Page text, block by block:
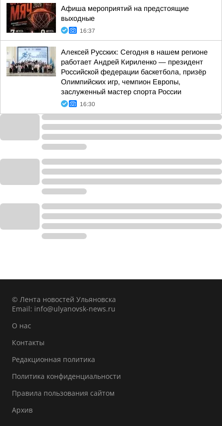
Афиша мероприятий на предстоящие
выходные
16:37
Алексей Русских: Сегодня в нашем регионе
работает Андрей Кириленко — президент
Российской федерации баскетбола, призёр
Олимпийских игр, чемпион Европы,
заслуженный мастер спорта России
16:30
© Лента новостей Ульяновска
Email: info@ulyanovsk-news.ru
О нас
Контакты
Редакционная политика
Политика конфиденциальности
Правила пользования сайтом
Архив